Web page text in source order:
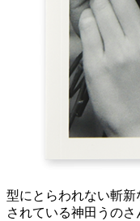
型にとらわれない斬
されている神田うの